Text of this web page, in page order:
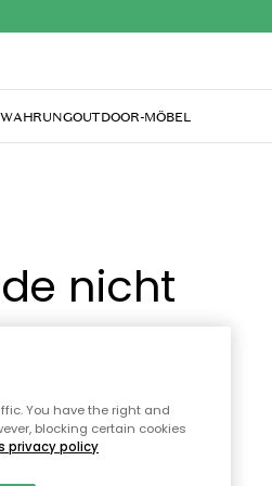
OUTDOOR-MÖBEL
nicht
You have the right and
blocking certain cookies
privacy policy